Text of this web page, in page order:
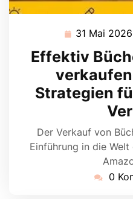
31 Mai 2026
Effektiv
Strategien
Der Verkauf von
Einführung in die
0